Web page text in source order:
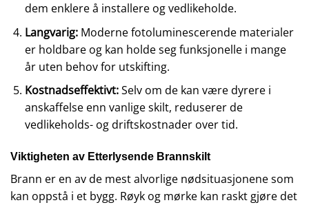
dem enklere å installere og vedlikeholde.
Langvarig:Moderne fotoluminescerende materialer
er holdbare og kan holde seg funksjonelle i mange
år uten behov for utskifting.
Kostnadseffektivt:Selv om de kan være dyrere i
anskaffelse enn vanlige skilt, reduserer de
vedlikeholds- og driftskostnader over tid.
Viktigheten av Etterlysende Brannskilt
Brann er en av de mest alvorlige nødsituasjonene som
kan oppstå i et bygg. Røyk og mørke kan raskt gjøre det